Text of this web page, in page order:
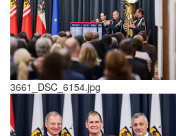
3661_DSC_6154.jpg